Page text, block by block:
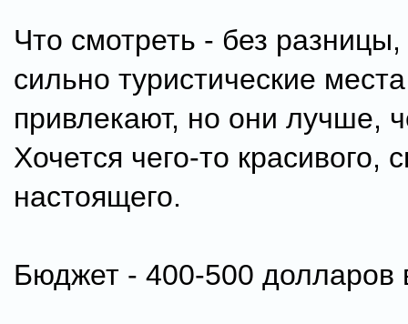
Что смотреть - без
сильно туристические
привлекают, но они лучше,
Хочется чего-то красивого,
настоящего.
Бюджет - 400-500 долларов